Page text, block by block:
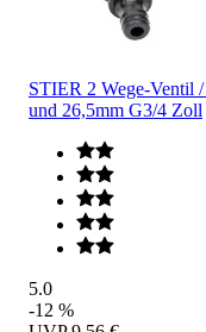
STIER 2 Wege-Ventil
und 26,5mm G3/4 Zoll
5.0
-12 %